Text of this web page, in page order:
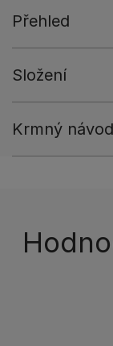
Přehled
Složení
Krmný návod